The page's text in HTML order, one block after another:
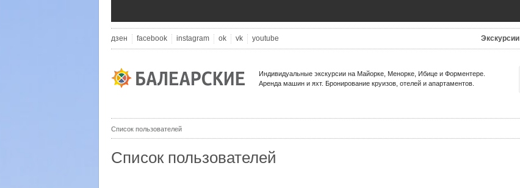
дзен facebook instagram ok vk youtube Экскурсии
Индивидуальные экскурсии на Майорке, Менорке, Ибице и Форментере.
Аренда машин и яхт. Бронирование круизов, отелей и апартаментов.
Список пользователей
Список пользователей